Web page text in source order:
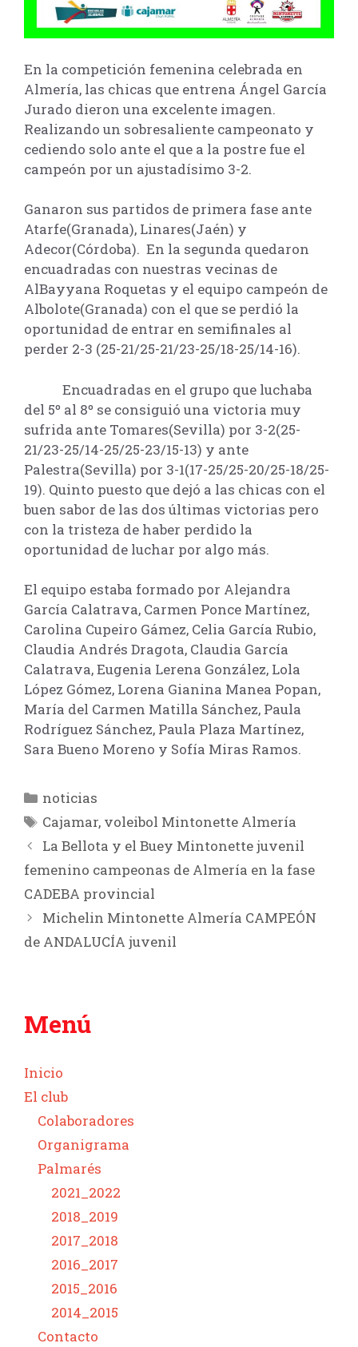
En la competición femenina celebrada en
Almería, las chicas que entrena Ángel García
Jurado dieron una excelente imagen.
Realizando un sobresaliente campeonato y
cediendo solo ante el que a la postre fue el
campeón por un ajustadísimo 3-2.
Ganaron sus partidos de primera fase ante
Atarfe(Granada), Linares(Jaén) y
Adecor(Córdoba). En la segunda quedaron
encuadradas con nuestras vecinas de
AlBayyana Roquetas y el equipo campeón de
Albolote(Granada) con el que se perdió la
oportunidad de entrar en semifinales al
perder 2-3 (25-21/25-21/23-25/18-25/14-16).
Encuadradas en el grupo que luchaba
del 5º al 8º se consiguió una victoria muy
sufrida ante Tomares(Sevilla) por 3-2(25-
21/23-25/14-25/25-23/15-13) y ante
Palestra(Sevilla) por 3-1(17-25/25-20/25-18/25-
19). Quinto puesto que dejó a las chicas con el
buen sabor de las dos últimas victorias pero
con la tristeza de haber perdido la
oportunidad de luchar por algo más.
El equipo estaba formado por Alejandra
García Calatrava, Carmen Ponce Martínez,
Carolina Cupeiro Gámez, Celia García Rubio,
Claudia Andrés Dragota, Claudia García
Calatrava, Eugenia Lerena González, Lola
López Gómez, Lorena Gianina Manea Popan,
María del Carmen Matilla Sánchez, Paula
Rodríguez Sánchez, Paula Plaza Martínez,
Sara Bueno Moreno y Sofía Miras Ramos.
Categorías
noticias
Etiquetas
Cajamar, voleibol Mintonette Almería
La Bellota y el Buey Mintonette juvenil
femenino campeonas de Almería en la fase
CADEBA provincial
Michelin Mintonette Almería CAMPEÓN
de ANDALUCÍA juvenil
Menú
Inicio
El club
Colaboradores
Organigrama
Palmarés
2021_2022
2018_2019
2017_2018
2016_2017
2015_2016
2014_2015
Contacto